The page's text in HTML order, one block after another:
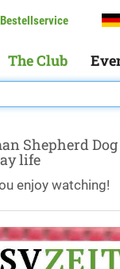
The Club
Shepherd
life
enjoy watching!